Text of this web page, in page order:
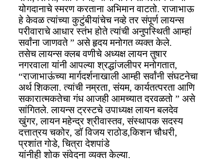
योगदानाचे स्मरण करताना अभिमान वाटतो. राजाभाऊ
हे केवळ त्यांच्या कुटुंबीयांचेच नव्हे तर संपूर्ण लायन्स
परीवाराचे आधार स्तंभ होते त्यांची अनुपस्थिती आम्हां
सर्वांना जाणवते ” असे हृदय मनोगत व्यक्त केले.
तसेच लायन्स क्लब वणीचे अध्यक्ष लायन तुषार
नगरवाला यांनी आपल्या श्रद्धांजलीपर मनोगतात,
“राजाभाऊंच्या मार्गदर्शनाखाली आम्ही सर्वांनी संघटनेचा
अर्थ शिकला. त्यांची नम्रता, संयम, कार्यतत्परता आणि
सकारात्मकतेचा गंध आजही आमच्यात दरवळतो ” असे
सांगितले. लायन्स ट्रस्टचे उपाध्यक्ष लायन बलदेव
खुंगर, लायन महेन्द्र श्रीवास्तव, संस्थापक सदस्य
दत्तात्रय चकोर, डॉ विजय राठोड,किशन चौधरी,
प्रशांत गोडे, चित्रा देशपांडे
यांनीही शोक संवेदना व्यक्त केल्या.